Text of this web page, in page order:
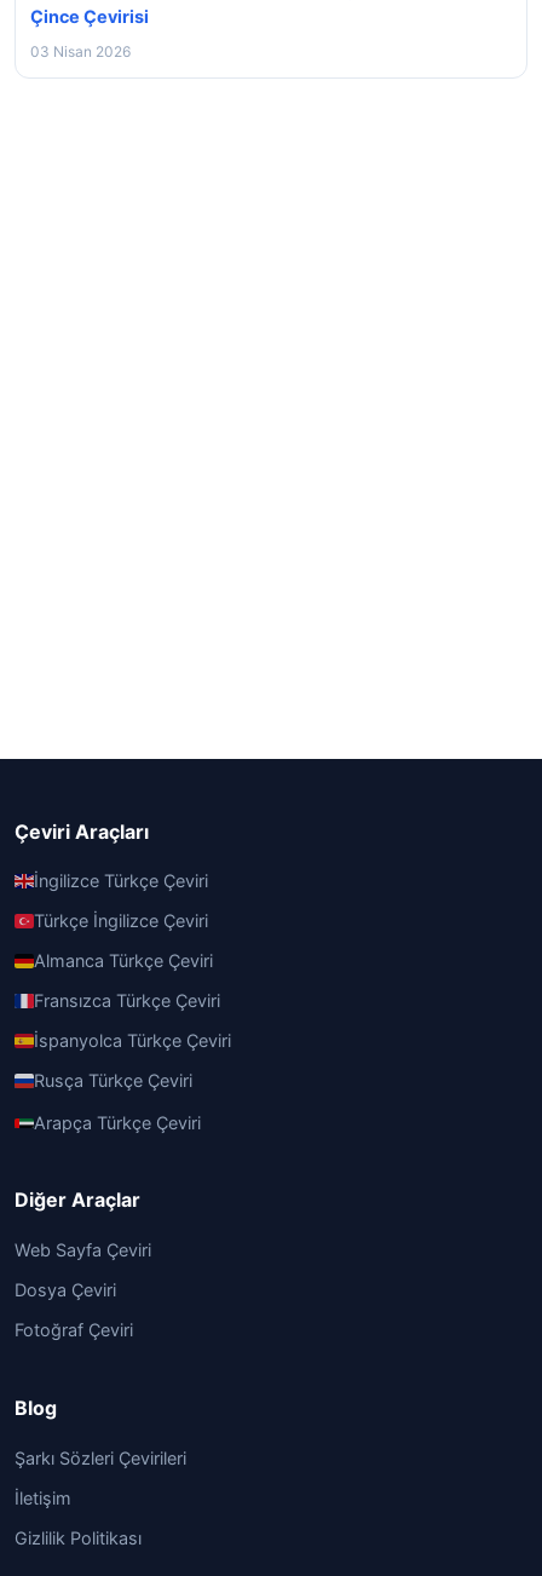
Çince Çevirisi
03 Nisan 2026
Çeviri Araçları
İngilizce Türkçe Çeviri
Türkçe İngilizce Çeviri
Almanca Türkçe Çeviri
Fransızca Türkçe Çeviri
İspanyolca Türkçe Çeviri
Rusça Türkçe Çeviri
Arapça Türkçe Çeviri
Diğer Araçlar
Web Sayfa Çeviri
Dosya Çeviri
Fotoğraf Çeviri
Blog
Şarkı Sözleri Çevirileri
İletişim
Gizlilik Politikası